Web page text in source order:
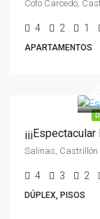
Coto Carcedo,
4 2 1
APARTAMENTOS
Salinas, Castrillón
4 3 2
DÚPLEX, PISOS